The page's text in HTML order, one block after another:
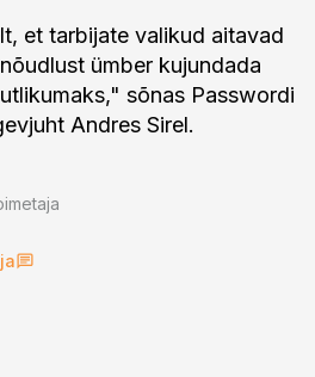
et tarbijate valikud aitavad
ümber kujundada
sõnas Passwordi
Andres Sirel.